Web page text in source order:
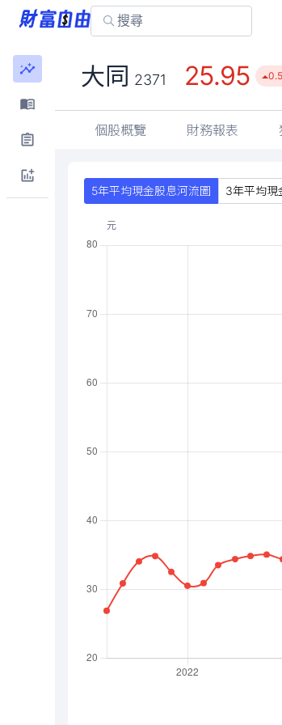
大同 2371 25.95
個股概覽 財務報表
5年平均現金股息河流圖 3年平均現